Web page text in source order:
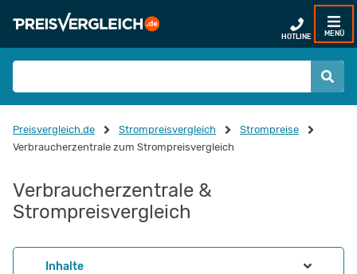
HOTLINE MENÜ
Preisvergleich.de Strompreisvergleich
Strompreise
Verbraucherzentrale zum Strompreisvergleich
Verbraucherzentrale &
Strompreisvergleich
Inhalte